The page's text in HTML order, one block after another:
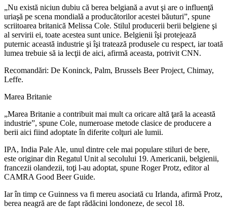
„Nu există niciun dubiu că berea belgiană a avut şi are o influenţă
uriaşă pe scena mondială a producătorilor acestei băuturi”, spune
scriitoarea britanică Melissa Cole. Stilul producerii berii belgiene şi
al servirii ei, toate acestea sunt unice. Belgienii îşi protejează
puternic această industrie şi îşi tratează produsele cu respect, iar toată
lumea trebuie să ia lecţii de aici, afirmă aceasta, potrivit CNN.
Recomandări: De Koninck, Palm, Brussels Beer Project, Chimay,
Leffe.
Marea Britanie
„Marea Britanie a contribuit mai mult ca oricare altă ţară la această
industrie”, spune Cole, numeroase metode clasice de producere a
berii aici fiind adoptate în diferite colţuri ale lumii.
IPA, India Pale Ale, unul dintre cele mai populare stiluri de bere,
este originar din Regatul Unit al secolului 19. Americanii, belgienii,
francezii olandezii, toţi l-au adoptat, spune Roger Protz, editor al
CAMRA Good Beer Guide.
Iar în timp ce Guinness va fi mereu asociată cu Irlanda, afirmă Protz,
berea neagră are de fapt rădăcini londoneze, de secol 18.